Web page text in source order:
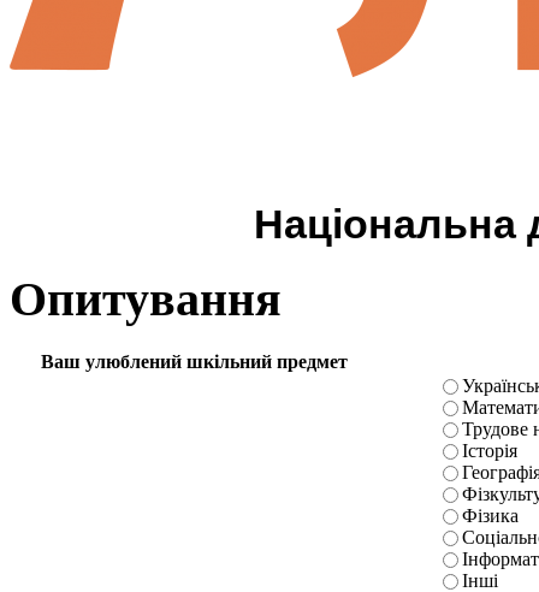
Національна
Опитування
Ваш улюблений шкільний предмет
Трудове
Історія
Фізика
Інші